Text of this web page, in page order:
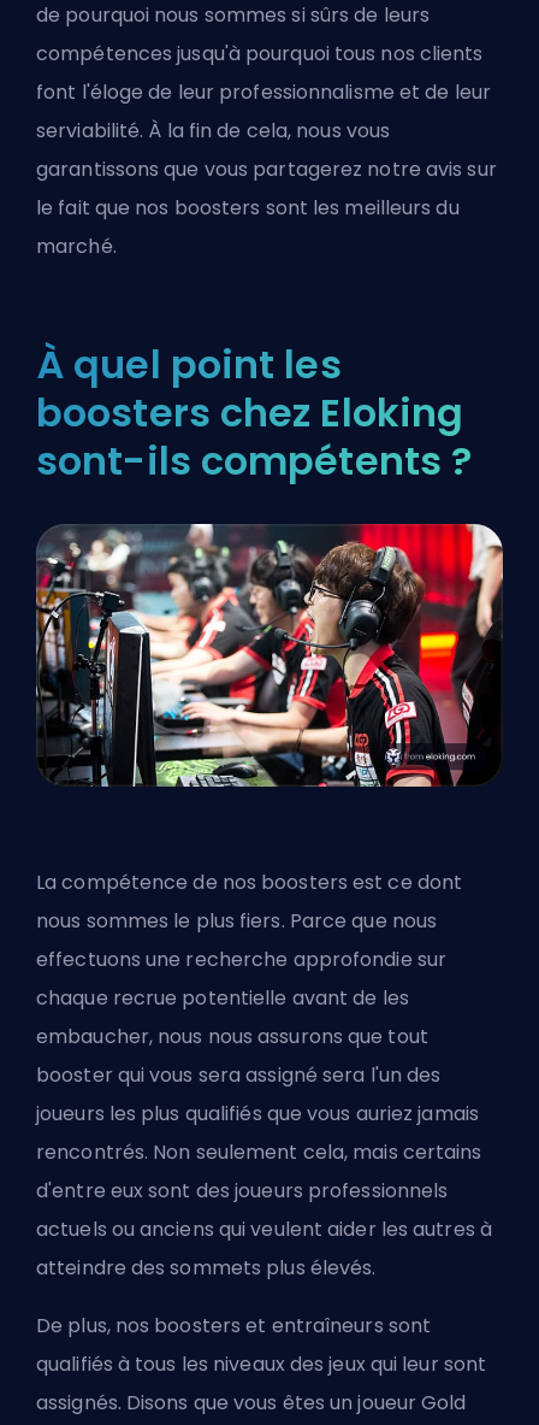
de pourquoi nous sommes si sûrs de leurs
compétences jusqu'à pourquoi tous nos clients
font l'éloge de leur professionnalisme et de leur
serviabilité. À la fin de cela, nous vous
garantissons que vous partagerez notre avis sur
le fait que nos boosters sont les meilleurs du
marché.
À quel point les
boosters chez Eloking
sont-ils compétents ?
La compétence de nos boosters est ce dont
nous sommes le plus fiers. Parce que nous
effectuons une recherche approfondie sur
chaque recrue potentielle avant de les
embaucher, nous nous assurons que tout
booster qui vous sera assigné sera l'un des
joueurs les plus qualifiés que vous auriez jamais
rencontrés. Non seulement cela, mais certains
d'entre eux sont des joueurs professionnels
actuels ou anciens qui veulent aider les autres à
atteindre des sommets plus élevés.
De plus, nos boosters et entraîneurs sont
qualifiés à tous les niveaux des jeux qui leur sont
assignés. Disons que vous êtes un joueur Gold